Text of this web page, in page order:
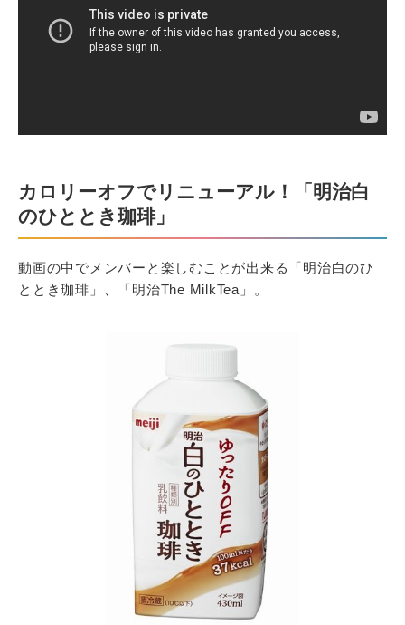
カロリーオフでリニューアル！「明治白
のひととき珈琲」
動画の中でメンバーと楽しむことが出来る「明治白のひ
ととき珈琲」、「明治The MilkTea」。